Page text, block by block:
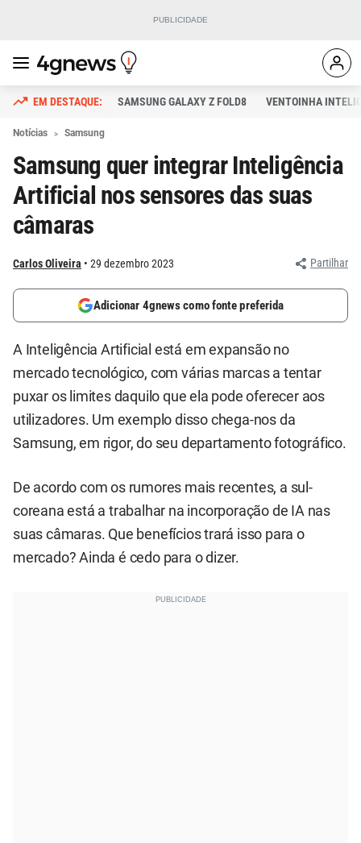
SAMSUNG GALAXY Z FOLD8 VENTOINHA
Notícias Samsung
Samsung quer integrar Inteligência
Artificial nos sensores das suas
câmaras
Carlos Oliveira 29 dezembro 2023 Partilhar
Adicionar 4gnews como fonte preferida
A Inteligência Artificial está em expansão no
mercado tecnológico, com várias marcas a tentar
puxar os limites daquilo que ela pode oferecer aos
utilizadores. Um exemplo disso chega-nos da
Samsung, em rigor, do seu departamento fotográfico.
De acordo com os rumores mais recentes, a sul-
coreana está a trabalhar na incorporação de IA nas
suas câmaras. Que benefícios trará isso para o
mercado? Ainda é cedo para o dizer.